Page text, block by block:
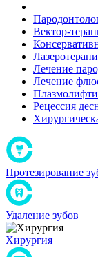
Вектор-
Лечение
Лечение
Рецессия
Протезирование
Удаление зубов
Хирургия